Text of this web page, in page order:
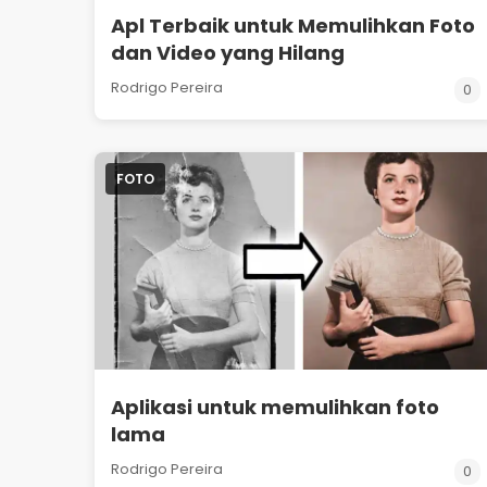
Apl Terbaik untuk Memulihkan Foto
dan Video yang Hilang
Rodrigo Pereira 0
FOTO
Aplikasi untuk memulihkan foto
lama
Rodrigo Pereira 0